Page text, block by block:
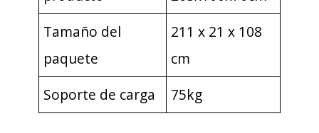
Tamaño del
paquete
211 x 21 x 108
cm
Soporte de carga
75kg